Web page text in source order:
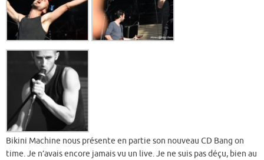
Bikini Machine nous présente en partie son nouveau CD Bang on
time. Je n’avais encore jamais vu un live. Je ne suis pas déçu, bien au